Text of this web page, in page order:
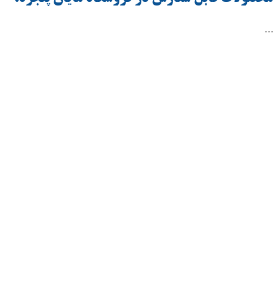
...